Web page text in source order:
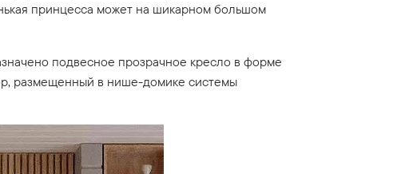
принцесса может на шикарном большом
подвесное прозрачное кресло в форме
размещенный в нише-домике системы